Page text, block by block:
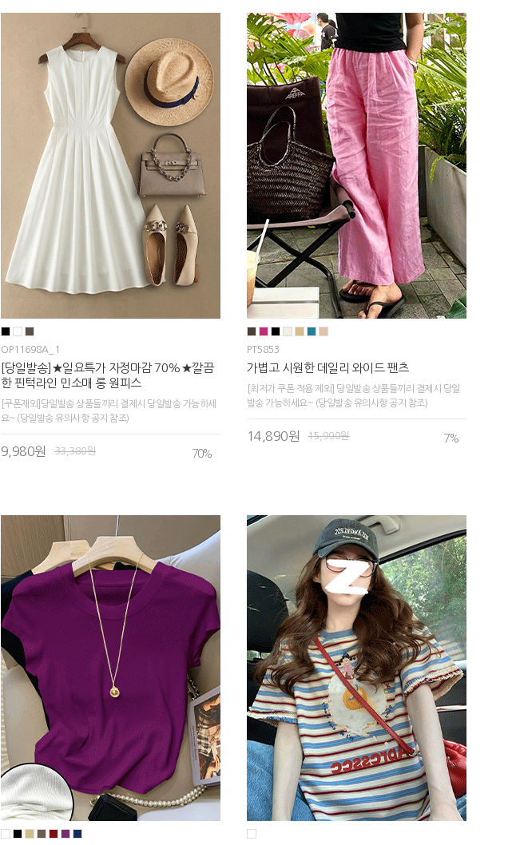
OP11698A_1
[당일발송]★일요특가 자정마감 70%★깔끔
한 핀턱라인 민소매 롱 원피스
[쿠폰제외]당일발송 상품들끼리 결제시 당일발송 가능하세
요~ (당일발송 유의사항 공지 참조)
9,980원 33,380원 70%
PT5853
가볍고 시원한 데일리 와이드 팬츠
[최저가 쿠폰 적용 제외] 당일발송 상품들끼리 결제시 당일
발송 가능하세요~ (당일발송 유의사항 공지 참조)
14,890원 15,990원 7%